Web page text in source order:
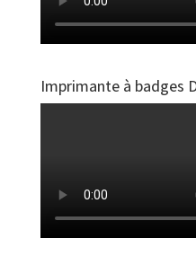
Imprimante à badges